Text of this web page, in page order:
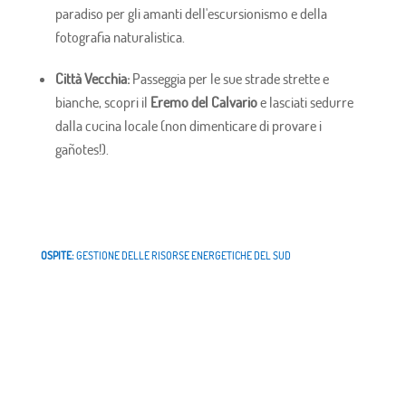
paradiso per gli amanti dell'escursionismo e della
fotografia naturalistica.
Città Vecchia:Passeggia per le sue strade strette e
bianche, scopri il Eremo del Calvarioe lasciati sedurre
dalla cucina locale (non dimenticare di provare i
gañotes!).
OSPITE:GESTIONE DELLE RISORSE ENERGETICHE DEL SUD